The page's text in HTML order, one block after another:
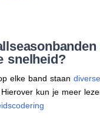
snelheid?
elke band staan
kun je meer